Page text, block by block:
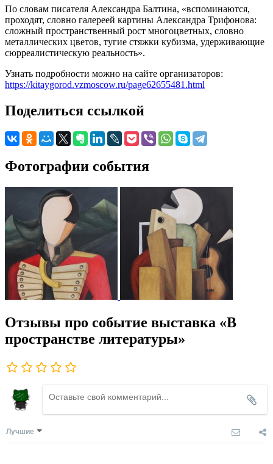
По словам писателя Александра Балтина, «вспоминаются,
проходят, словно галереей картины Александра Трифонова:
сложный пространственный рост многоцветных, словно
металлических цветов, тугие стяжки кубизма, удерживающие
сюрреалистическую реальность».
Узнать подробности можно на сайте организаторов:
https://kitaygorod.vzmoscow.ru/page62655481.html
Поделиться ссылкой
Фотографии события
Отзывы про событие выставка «В
пространстве литературы»
Лучшие